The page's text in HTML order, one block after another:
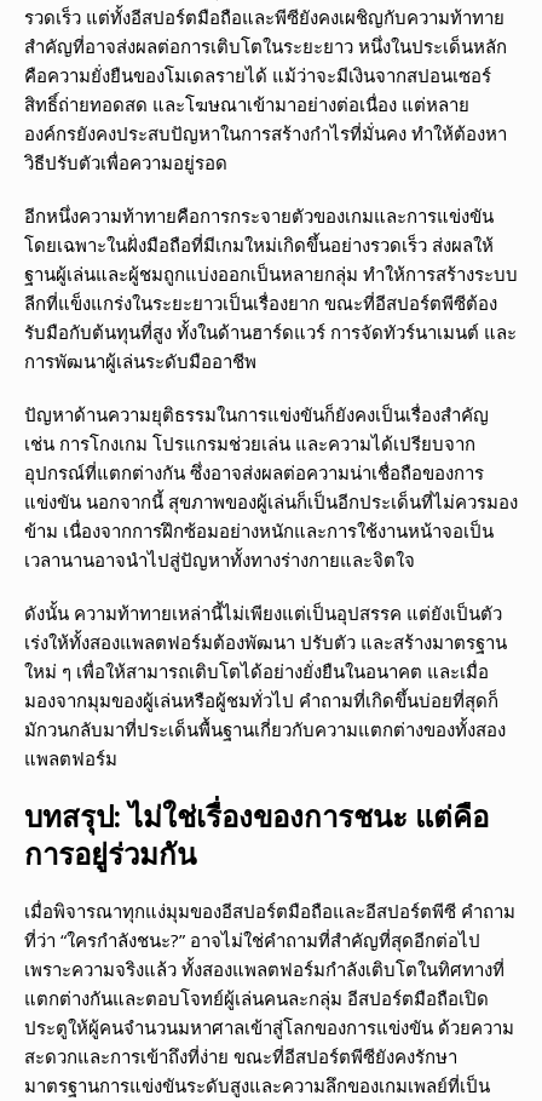
รวดเร็ว แต่ทั้งอีสปอร์ตมือถือและพีซียังคงเผชิญกับความท้าทาย
สำคัญที่อาจส่งผลต่อการเติบโตในระยะยาว หนึ่งในประเด็นหลัก
คือความยั่งยืนของโมเดลรายได้ แม้ว่าจะมีเงินจากสปอนเซอร์
สิทธิ์ถ่ายทอดสด และโฆษณาเข้ามาอย่างต่อเนื่อง แต่หลาย
องค์กรยังคงประสบปัญหาในการสร้างกำไรที่มั่นคง ทำให้ต้องหา
วิธีปรับตัวเพื่อความอยู่รอด
อีกหนึ่งความท้าทายคือการกระจายตัวของเกมและการแข่งขัน
โดยเฉพาะในฝั่งมือถือที่มีเกมใหม่เกิดขึ้นอย่างรวดเร็ว ส่งผลให้
ฐานผู้เล่นและผู้ชมถูกแบ่งออกเป็นหลายกลุ่ม ทำให้การสร้างระบบ
ลีกที่แข็งแกร่งในระยะยาวเป็นเรื่องยาก ขณะที่อีสปอร์ตพีซีต้อง
รับมือกับต้นทุนที่สูง ทั้งในด้านฮาร์ดแวร์ การจัดทัวร์นาเมนต์ และ
การพัฒนาผู้เล่นระดับมืออาชีพ
ปัญหาด้านความยุติธรรมในการแข่งขันก็ยังคงเป็นเรื่องสำคัญ
เช่น การโกงเกม โปรแกรมช่วยเล่น และความได้เปรียบจาก
อุปกรณ์ที่แตกต่างกัน ซึ่งอาจส่งผลต่อความน่าเชื่อถือของการ
แข่งขัน นอกจากนี้ สุขภาพของผู้เล่นก็เป็นอีกประเด็นที่ไม่ควรมอง
ข้าม เนื่องจากการฝึกซ้อมอย่างหนักและการใช้งานหน้าจอเป็น
เวลานานอาจนำไปสู่ปัญหาทั้งทางร่างกายและจิตใจ
ดังนั้น ความท้าทายเหล่านี้ไม่เพียงแต่เป็นอุปสรรค แต่ยังเป็นตัว
เร่งให้ทั้งสองแพลตฟอร์มต้องพัฒนา ปรับตัว และสร้างมาตรฐาน
ใหม่ ๆ เพื่อให้สามารถเติบโตได้อย่างยั่งยืนในอนาคต และเมื่อ
มองจากมุมของผู้เล่นหรือผู้ชมทั่วไป คำถามที่เกิดขึ้นบ่อยที่สุดก็
มักวนกลับมาที่ประเด็นพื้นฐานเกี่ยวกับความแตกต่างของทั้งสอง
แพลตฟอร์ม
บทสรุป: ไม่ใช่เรื่องของการชนะ แต่คือ
การอยู่ร่วมกัน
เมื่อพิจารณาทุกแง่มุมของอีสปอร์ตมือถือและอีสปอร์ตพีซี คำถาม
ที่ว่า “ใครกำลังชนะ?” อาจไม่ใช่คำถามที่สำคัญที่สุดอีกต่อไป
เพราะความจริงแล้ว ทั้งสองแพลตฟอร์มกำลังเติบโตในทิศทางที่
แตกต่างกันและตอบโจทย์ผู้เล่นคนละกลุ่ม อีสปอร์ตมือถือเปิด
ประตูให้ผู้คนจำนวนมหาศาลเข้าสู่โลกของการแข่งขัน ด้วยความ
สะดวกและการเข้าถึงที่ง่าย ขณะที่อีสปอร์ตพีซียังคงรักษา
มาตรฐานการแข่งขันระดับสูงและความลึกของเกมเพลย์ที่เป็น